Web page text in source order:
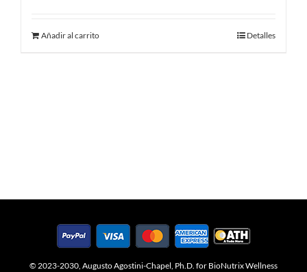
Añadir al carrito Detalles
© 2023-2030, Augusto Agostini-Chapel, Ph.D. for BioNutrix Wellness